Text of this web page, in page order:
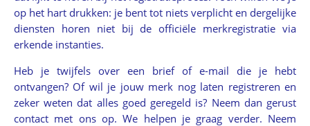
op het hart drukken: je bent tot niets verplicht en dergelijke
diensten horen niet bij de officiële merkregistratie via
erkende instanties.
Heb je twijfels over een brief of e-mail die je hebt
ontvangen? Of wil je jouw merk nog laten registreren en
zeker weten dat alles goed geregeld is? Neem dan gerust
contact met ons op. We helpen je graag verder. Neem